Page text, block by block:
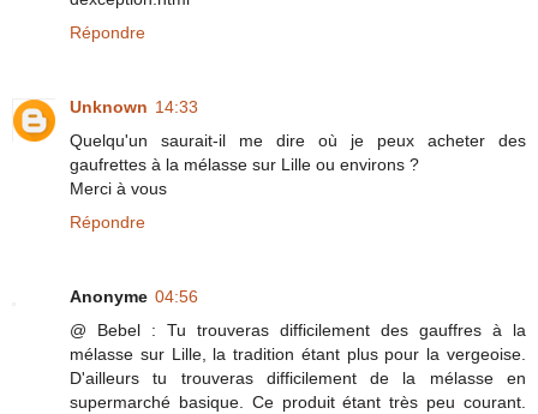
Répondre
Unknown 14:33
Quelqu'un saurait-il me dire où je peux acheter des
gaufrettes à la mélasse sur Lille ou environs ?
Merci à vous
Répondre
Anonyme 04:56
@ Bebel : Tu trouveras difficilement des gauffres à la
mélasse sur Lille, la tradition étant plus pour la vergeoise.
D'ailleurs tu trouveras difficilement de la mélasse en
supermarché basique. Ce produit étant très peu courant.